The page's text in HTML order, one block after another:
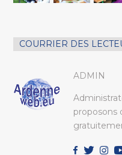
COURRIER DES
ADMIN
proposons